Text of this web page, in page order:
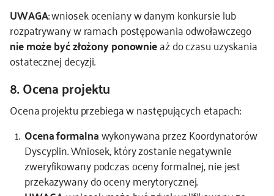
UWAGA: wniosek oceniany w danym konkursie lub
rozpatrywany w ramach postępowania odwoławczego
nie może być złożony ponownieaż do czasu uzyskania
ostatecznej decyzji.
8. Ocena projektu
Ocena projektu przebiega w następujących etapach:
Ocena formalnawykonywana przez Koordynatorów
Dyscyplin. Wniosek, który zostanie negatywnie
zweryfikowany podczas oceny formalnej, nie jest
przekazywany do oceny merytorycznej.